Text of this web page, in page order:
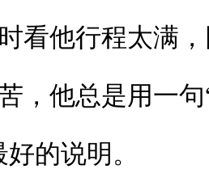
看他行程太满
，他总是用一
的说明。